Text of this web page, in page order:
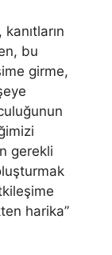
bu
girme,
gerekli
harika”